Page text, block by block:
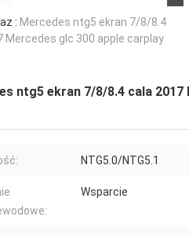
: Mercedes ntg5 ekran 7/8/8.4
Mercedes glc 300 apple carplay
ntg5 ekran 7/8/8.4 cala
NTG5.0/NTG5.1
Wsparcie